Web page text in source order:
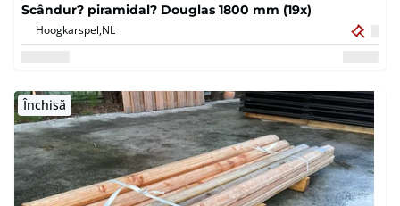
Scândur? piramidal? Douglas 1800 mm (19x)
Hoogkarspel,NL
Închisă